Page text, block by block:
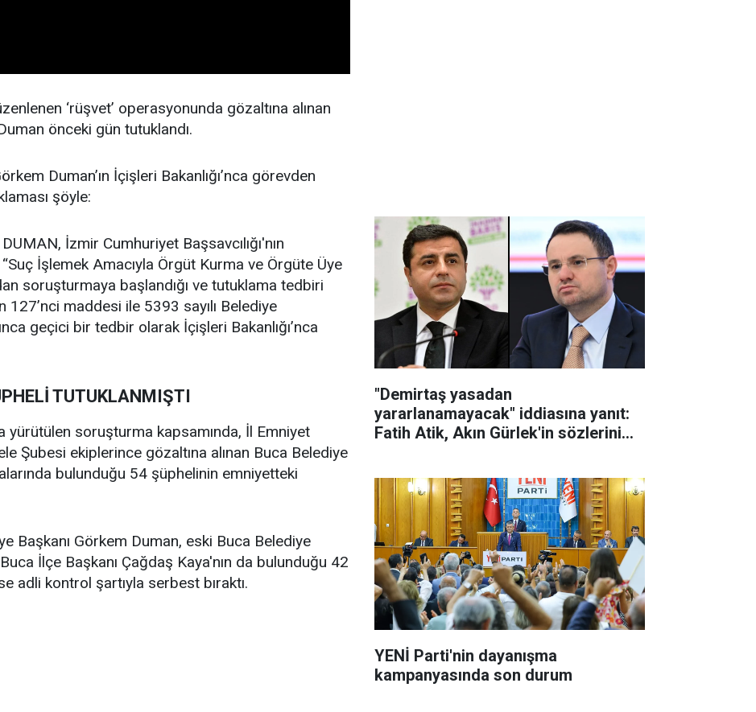
‘rüşvet’ operasyonunda gözaltına alınan
önceki gün tutuklandı.
Duman’ın İçişleri Bakanlığı’nca görevden
şöyle:
İzmir Cumhuriyet Başsavcılığı'nın
İşlemek Amacıyla Örgüt Kurma ve Örgüte Üye
soruşturmaya başlandığı ve tutuklama tedbiri
127’nci maddesi ile 5393 sayılı Belediye
geçici bir tedbir olarak İçişleri Bakanlığı’nca
TUTUKLANMIŞTI
yürütülen soruşturma kapsamında, İl Emniyet
Şubesi ekiplerince gözaltına alınan Buca Belediye
bulunduğu 54 şüphelinin emniyetteki
Başkanı Görkem Duman, eski Buca Belediye
İlçe Başkanı Çağdaş Kaya'nın da bulunduğu 42
adli kontrol şartıyla serbest bıraktı.
"Demirtaş yasadan
yararlanamayacak" iddiasına yanıt:
Fatih Atik, Akın Gürlek'in sözlerini
YENİ Parti'nin dayanışma
kampanyasında son durum